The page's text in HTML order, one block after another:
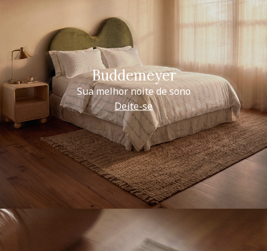
Buddemeyer
Sua melhor noite de sono
Deite-se